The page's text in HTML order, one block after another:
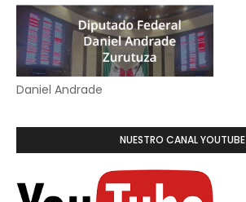
Daniel Andrade
NUESTRO CANAL YOUTUBE